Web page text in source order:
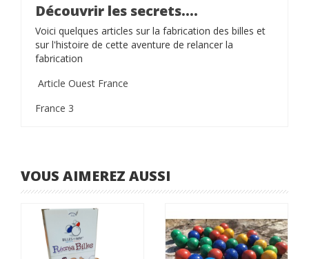
Découvrir les secrets....
Voici quelques articles sur la fabrication des billes et
sur l'histoire de cette aventure de relancer la
fabrication
Article Ouest France
France 3
VOUS AIMEREZ AUSSI